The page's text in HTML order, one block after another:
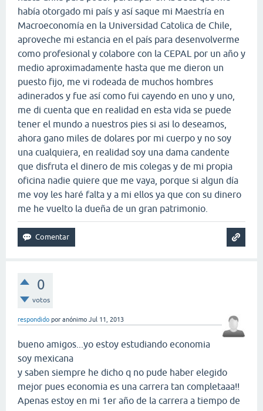
había otorgado mi país y así saque mi Maestría en
Macroeconomía en la Universidad Catolica de Chile,
aproveche mi estancia en el país para desenvolverme
como profesional y colabore con la CEPAL por un año y
medio aproximadamente hasta que me dieron un
puesto fijo, me vi rodeada de muchos hombres
adinerados y fue así como fui cayendo en uno y uno,
me di cuenta que en realidad en esta vida se puede
tener el mundo a nuestros pies si asi lo deseamos,
ahora gano miles de dolares por mi cuerpo y no soy
una cualquiera, en realidad soy una dama candente
que disfruta el dinero de mis colegas y de mi propia
oficina nadie quiere que me vaya, porque si algun día
me voy les haré falta y a mi ellos ya que con su dinero
me he vuelto la dueña de un gran patrimonio.
0
votos
respondido por anónimo Jul 11, 2013
bueno amigos...yo estoy estudiando economia
soy mexicana
y saben siempre he dicho q no pude haber elegido
mejor pues economia es una carrera tan completaaa!!
Apenas estoy en mi 1er año de la carrera a tiempo de